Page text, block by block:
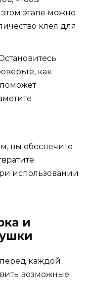
этапе можно
клея для
как
поможет
вы обеспечите
использовании
и
каждой
возможные